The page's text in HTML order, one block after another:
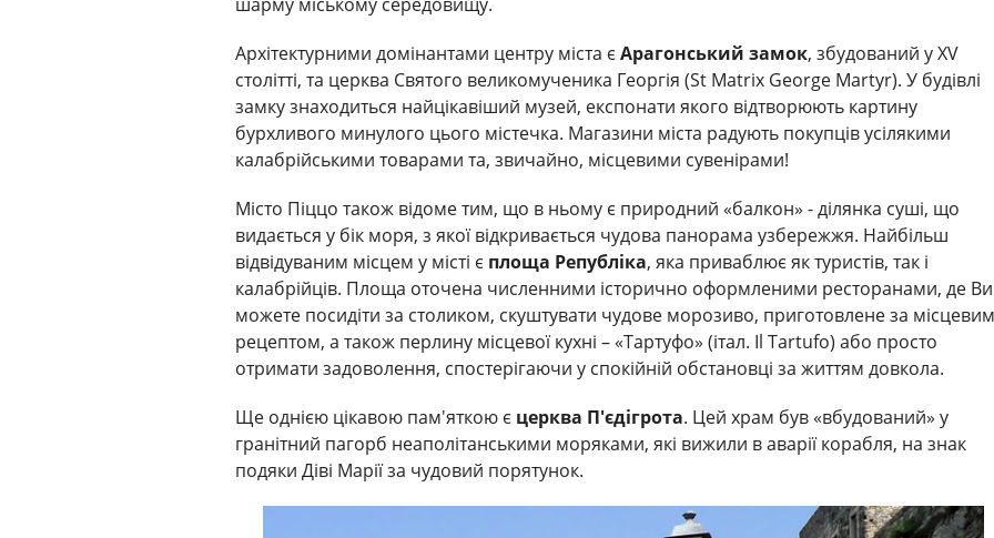
Архітектурними домінантами центру міста єАрагонський замок, збудований у XV
столітті, та церква Святого великомученика Георгія (St Matrix George Martyr). У будівлі
замку знаходиться найцікавіший музей, експонати якого відтворюють картину
бурхливого минулого цього містечка. Магазини міста радують покупців усілякими
калабрійськими товарами та, звичайно, місцевими сувенірами!
Місто Піццо також відоме тим, що в ньому є природний «балкон» - ділянка суші, що
видається у бік моря, з якої відкривається чудова панорама узбережжя. Найбільш
відвідуваним місцем у місті є площа Републіка, яка приваблює як туристів, так і
калабрійців. Площа оточена численними історично оформленими ресторанами, де Ви
можете посидіти за столиком, скуштувати чудове морозиво, приготовлене за місцевим
рецептом, а також перлину місцевої кухні – «Тартуфо» (італ. Il Tartufo) або просто
отримати задоволення, спостерігаючи у спокійній обстановці за життям довкола.
Ще однією цікавою пам'яткою єцерква П'єдігрота. Цей храм був «вбудований» у
гранітний пагорб неаполітанськими моряками, які вижили в аварії корабля, на знак
подяки Діві Марії за чудовий порятунок.